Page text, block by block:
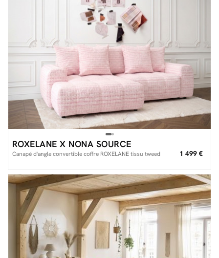
ROXELANE X NONA SOURCE
Canapé d'angle convertible coffre ROXELANE tissu tweed 1 499 €